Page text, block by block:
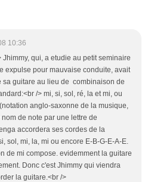
10:36
Jhimmy, qui, a etudie au petit seminaire
expulse pour mauvaise conduite, avait
sa guitare au lieu de combinaison de
/> mi, si, sol, ré, la et mi, ou
anglo-saxonne de la musique,
de note par une lettre de
accordera ses cordes de la
sol, mi, la, mi ou encore E-B-G-E-A-E.
de mi compose. evidemment la guitare
Donc c'est Jhimmy qui viendra
la guitare.<br />